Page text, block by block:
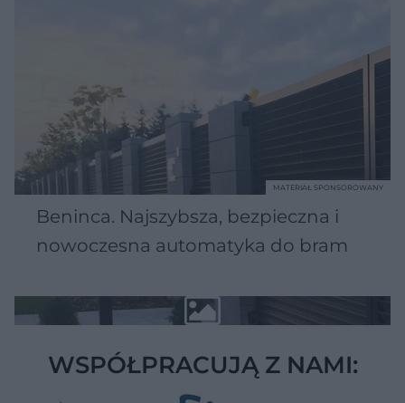
Beninca. Najszybsza, bezpieczna i
nowoczesna automatyka do bram
MATERIAŁ SPONSOROWANY
WSPÓŁPRACUJĄ Z NAMI: